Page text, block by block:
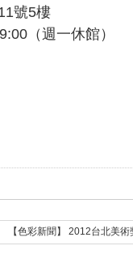
號5樓
（週一休館）
【色彩新聞】 2012台北美